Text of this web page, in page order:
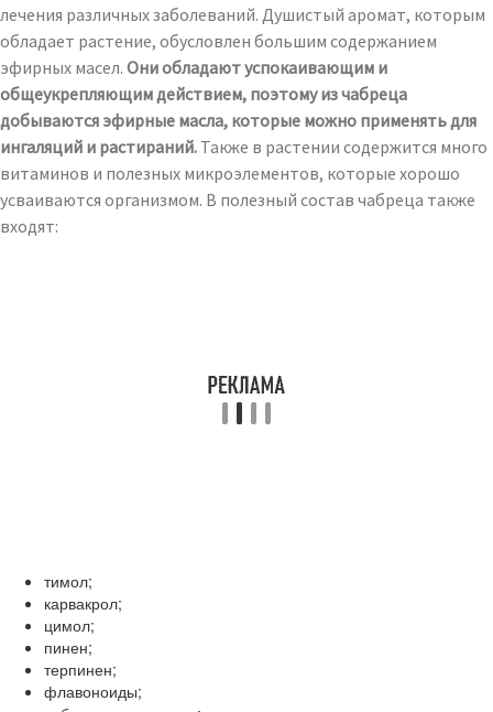
лечения различных заболеваний. Душистый аромат, которым
обладает растение, обусловлен большим содержанием
эфирных масел. Они обладают успокаивающим и
общеукрепляющим действием, поэтому из чабреца
добываются эфирные масла, которые можно применять для
ингаляций и растираний. Также в растении содержится много
витаминов и полезных микроэлементов, которые хорошо
усваиваются организмом. В полезный состав чабреца также
входят:
тимол;
карвакрол;
цимол;
пинен;
терпинен;
флавоноиды;